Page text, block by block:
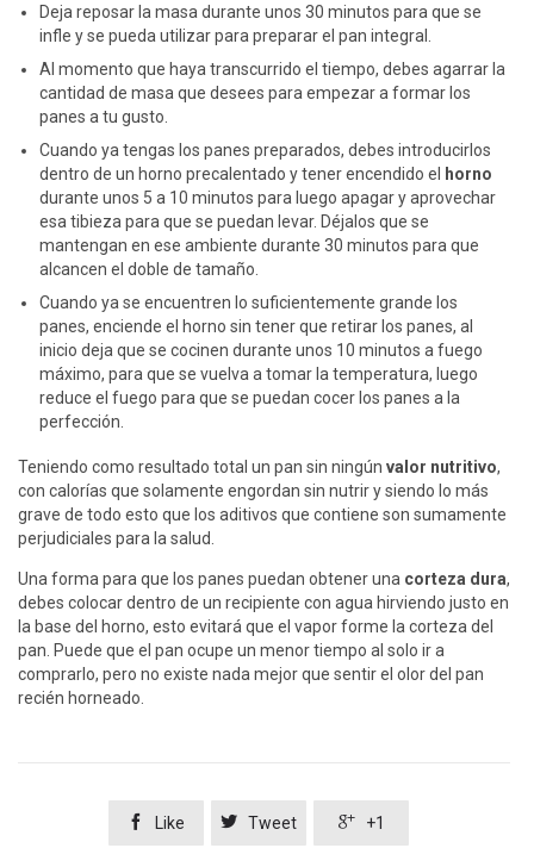
Deja reposar la masa durante unos 30 minutos para que se
infle y se pueda utilizar para preparar el pan integral.
Al momento que haya transcurrido el tiempo, debes agarrar la
cantidad de masa que desees para empezar a formar los
panes a tu gusto.
Cuando ya tengas los panes preparados, debes introducirlos
dentro de un horno precalentado y tener encendido el
horno
durante unos 5 a 10 minutos para luego apagar y aprovechar
esa tibieza para que se puedan levar. Déjalos que se
mantengan en ese ambiente durante 30 minutos para que
alcancen el doble de tamaño.
Cuando ya se encuentren lo suficientemente grande los
panes, enciende el horno sin tener que retirar los panes, al
inicio deja que se cocinen durante unos 10 minutos a fuego
máximo, para que se vuelva a tomar la temperatura, luego
reduce el fuego para que se puedan cocer los panes a la
perfección.
Teniendo como resultado total un pan sin ningún valor nutritivo,
con calorías que solamente engordan sin nutrir y siendo lo más
grave de todo esto que los aditivos que contiene son sumamente
perjudiciales para la salud.
Una forma para que los panes puedan obtener una corteza dura,
debes colocar dentro de un recipiente con agua hirviendo justo en
la base del horno, esto evitará que el vapor forme la corteza del
pan. Puede que el pan ocupe un menor tiempo al solo ir a
comprarlo, pero no existe nada mejor que sentir el olor del pan
recién horneado.
 Like  Tweet  +1